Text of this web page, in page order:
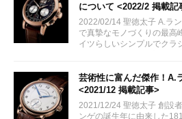
について <2022/2 掲載記
2022/02/14 聖徳太子 A.ラ
で真摯なモノづくりの最高
イツらしいシンプルでクラ
て今回 紹介いたします。
芸術性に富んだ傑作！A.
<2021/12 掲載記事>
2021/12/24 聖徳太子 創設
ンゲの誕生年に由来した